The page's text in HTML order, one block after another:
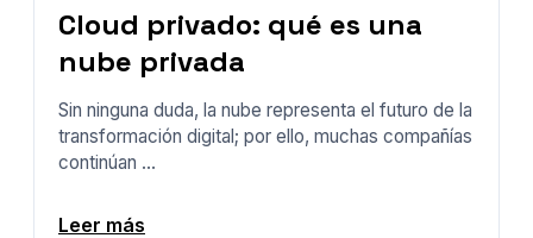
Cloud privado: qué es una
nube privada
Sin ninguna duda, la nube representa el futuro de la
transformación digital; por ello, muchas compañías
continúan ...
Leer más